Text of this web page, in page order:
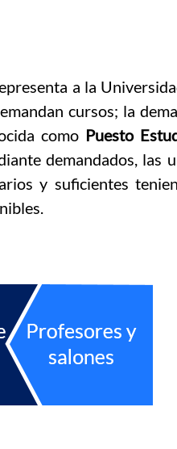
a la
cursos; la
como Puesto
demandados, las
y suficientes